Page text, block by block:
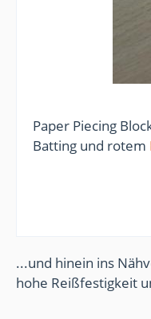
Paper Piecing
Batting und rotem
...und hinein ins
hohe Reißfestigkeit